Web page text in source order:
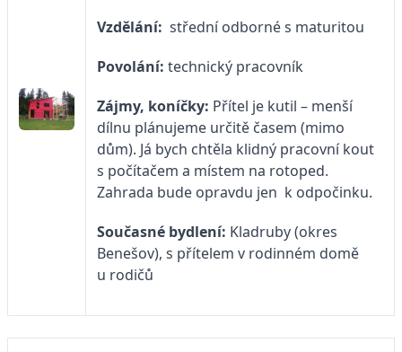
Vzdělání: střední odborné s maturitou
Povolání: technický pracovník
Zájmy, koníčky: Přítel je kutil – menší
dílnu plánujeme určitě časem (mimo
dům). Já bych chtěla klidný pracovní kout
s počítačem a místem na rotoped.
Zahrada bude opravdu jen k odpočinku.
Současné bydlení: Kladruby (okres
Benešov), s přítelem v rodinném domě
u rodičů